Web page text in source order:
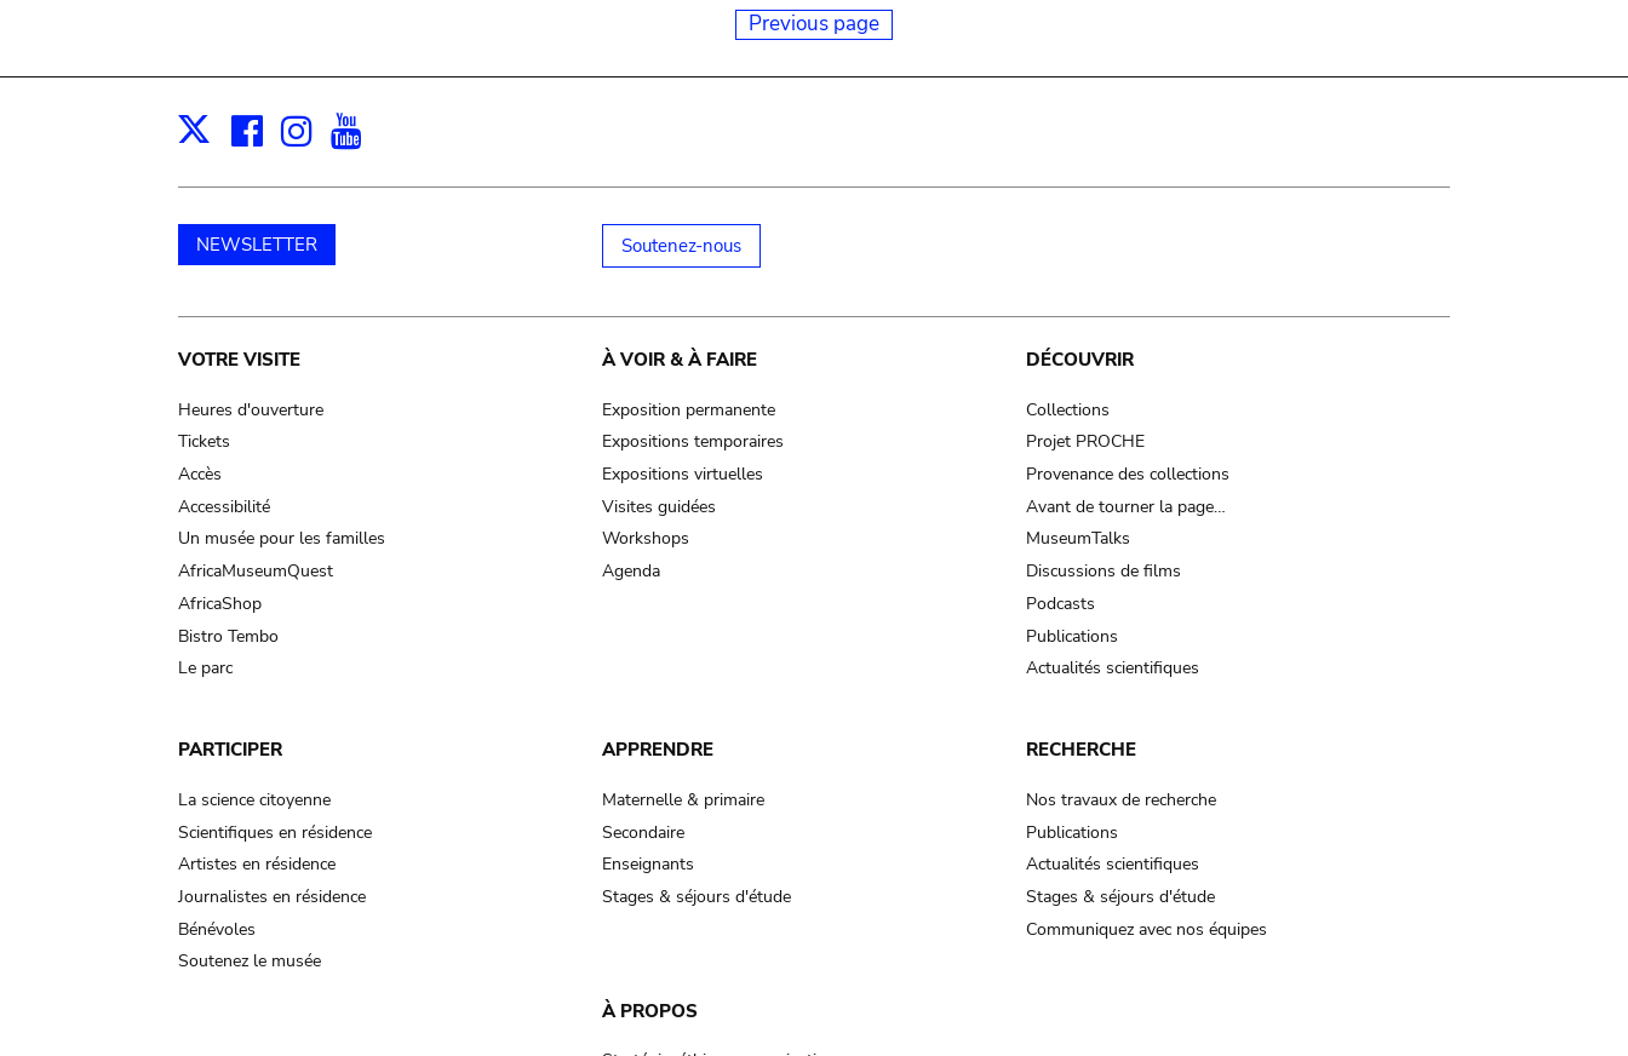
Previous page
X Facebook
Instagram
NEWSLETTER Soutenez-nous
Main
navigation
VOTRE VISITE
Heures d'ouverture
Tickets
Accès
Accessibilité
Un musée pour les familles
AfricaMuseumQuest
AfricaShop
Bistro Tembo
Le parc
À VOIR & À FAIRE
Exposition permanente
Expositions temporaires
Expositions virtuelles
Visites guidées
Workshops
Agenda
DÉCOUVRIR
Collections
Projet PROCHE
Provenance des collections
Avant de tourner la page…
MuseumTalks
Discussions de films
Podcasts
Publications
Actualités scientifiques
PARTICIPER
La science citoyenne
Scientifiques en résidence
Artistes en résidence
Journalistes en résidence
Bénévoles
Soutenez le musée
APPRENDRE
Maternelle & primaire
Secondaire
Enseignants
Stages & séjours d'étude
RECHERCHE
Nos travaux de recherche
Publications
Actualités scientifiques
Stages & séjours d'étude
Communiquez avec nos équipes
À PROPOS